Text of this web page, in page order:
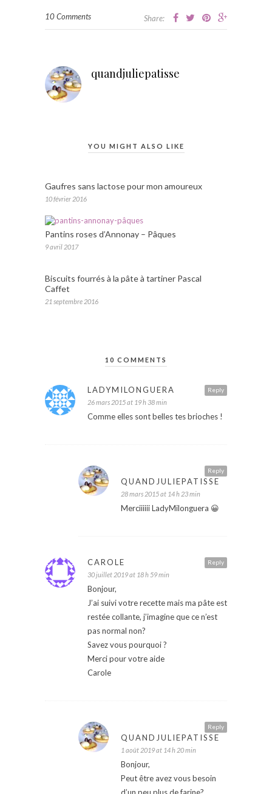
10 Comments Share:
quandjuliepatisse
YOU MIGHT ALSO LIKE
Gaufres sans lactose pour mon amoureux
10 février 2016
Pantins roses d’Annonay – Pâques
9 avril 2017
Biscuits fourrés à la pâte à tartiner Pascal
Caffet
21 septembre 2016
10 COMMENTS
Reply
LADYMILONGUERA
26 mars 2015 at 19 h 38 min
Comme elles sont belles tes brioches !
Reply
QUANDJULIEPATISSE
28 mars 2015 at 14 h 23 min
Merciiiiii LadyMilonguera 😀
Reply
CAROLE
30 juillet 2019 at 18 h 59 min
Bonjour,
J’ai suivi votre recette mais ma pâte est
restée collante, j’imagine que ce n’est
pas normal non?
Savez vous pourquoi ?
Merci pour votre aide
Carole
Reply
QUANDJULIEPATISSE
1 août 2019 at 14 h 20 min
Bonjour,
Peut être avez vous besoin